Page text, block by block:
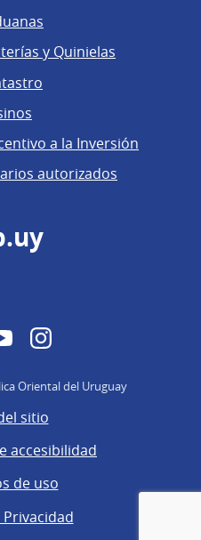
y Quinielas
a la Inversión
autorizados
YouTubeInstagram
Oriental del Uruguay
sitio
accesibilidad
de uso